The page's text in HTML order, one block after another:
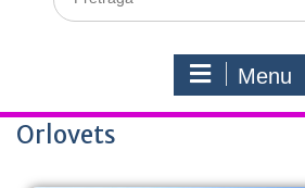
Menu
Orlovets